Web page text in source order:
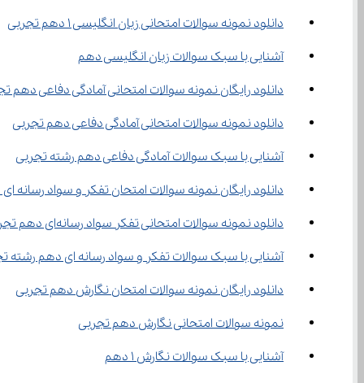
دانلود نمونه سوالات امتحانی زبان انگلیسی 1 دهم تجربی
آشنایی با سبک سوالات زبان انگلیسی دهم
دانلود رایگان نمونه سوالات امتحانی آمادگی دفاعی دهم
دانلود نمونه سوالات امتحانی آمادگی دفاعی دهم تجربی
آشنایی با سبک سوالات آمادگی دفاعی دهم رشته تجربی
دانلود رایگان نمونه سوالات امتحان تفکر و سواد رسانه‌ ای دهم تجربی
دانلود نمونه سوالات امتحانی تفکر سواد رسانه‌ای دهم تجربی
آشنایی با سبک سوالات تفکر و سواد رسانه ‌ای دهم رشته تجربی
دانلود رایگان نمونه سوالات امتحان نگارش دهم تجربی
نمونه سوالات امتحانی نگارش دهم تجربی
آشنایی با سبک سوالات نگارش ۱ دهم